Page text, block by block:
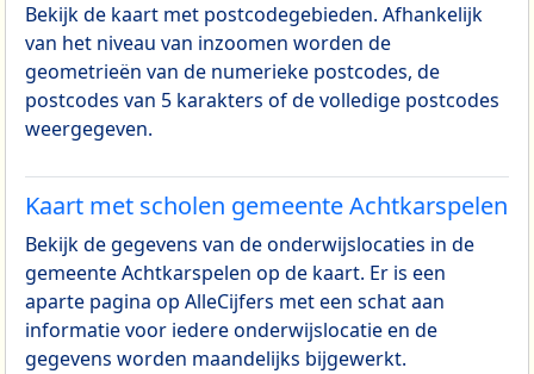
Bekijk de kaart met postcodegebieden. Afhankelijk
van het niveau van inzoomen worden de
geometrieën van de numerieke postcodes, de
postcodes van 5 karakters of de volledige postcodes
weergegeven.
Kaart met scholen gemeente Achtkarspelen
Bekijk de gegevens van de onderwijslocaties in de
gemeente Achtkarspelen op de kaart. Er is een
aparte pagina op AlleCijfers met een schat aan
informatie voor iedere onderwijslocatie en de
gegevens worden maandelijks bijgewerkt.